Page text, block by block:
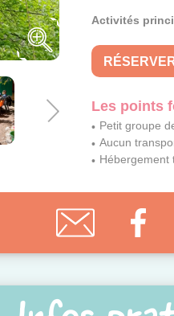
Activités
Les points
Petit groupe
Aucun
Hébergement